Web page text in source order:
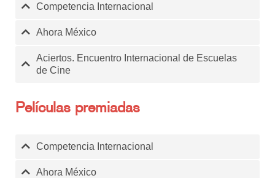
Competencia Internacional
Ahora México
Aciertos. Encuentro Internacional de Escuelas
de Cine
Películas premiadas
Competencia Internacional
Ahora México